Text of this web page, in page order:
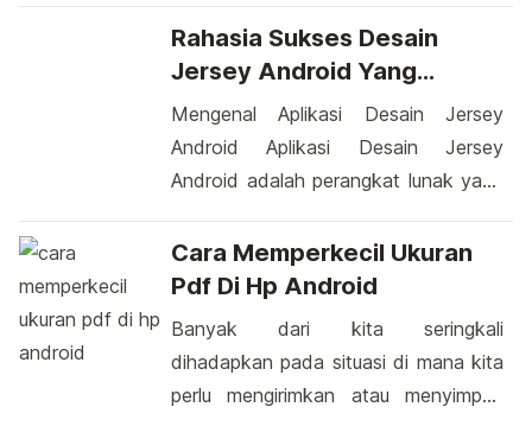
membuka ruang untuk eksplorasi lebih
lanjut tentang kemungkinan teknis […]
langkah-langkah yang sederhana,
Anda dapat mendaftar ke platform ini
Sebelum melangkah lebih jauh,
penting untuk mengetahui bahwa
mendaftar di GitHub melibatkan
dipahami. Kemampuan untuk
melakukannya langsung dari
perangkat Android adalah […]
Rahasia Sukses Desain
Jersey Android Yang
Menginspirasi
Mengenal Aplikasi Desain Jersey
Android Aplikasi Desain Jersey
Android adalah perangkat lunak yang
pengguna dalam merancang jersey
atau seragam olahraga menggunakan
beragam fitur yang memungkinkan
pengguna untuk mengungkapkan
kreativitas mereka dalam merancang
Cara Memperkecil Ukuran
Pdf Di Hp Android
Banyak dari kita seringkali
dihadapkan pada situasi di mana kita
perlu mengirimkan atau menyimpan